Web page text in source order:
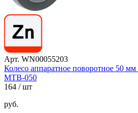
Арт. WN00055203
Колесо аппаратное поворотное 50
MTB-050
164 / шт
руб.